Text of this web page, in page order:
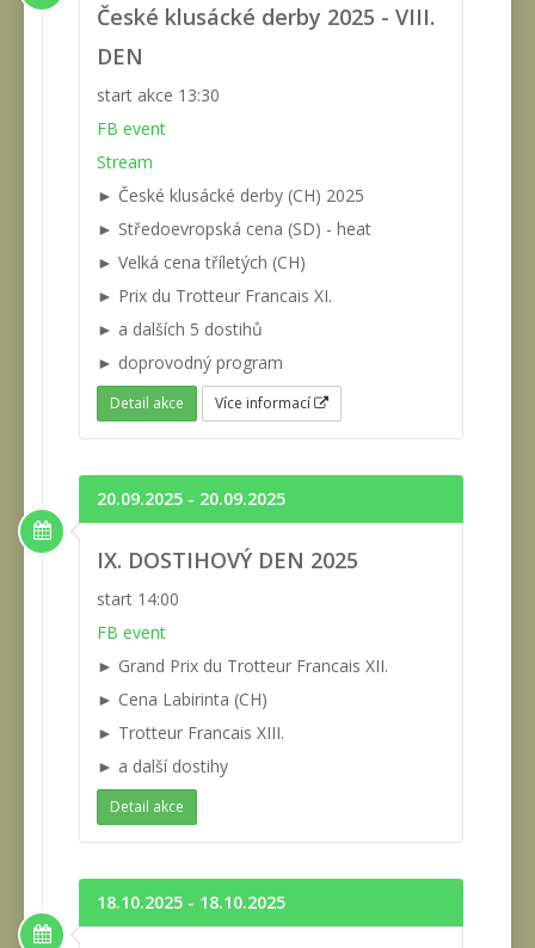
České klusácké derby 2025 - VIII.
DEN
start akce 13:30
FB event
Stream
► České klusácké derby (CH) 2025
► Středoevropská cena (SD) - heat
► Velká cena tříletých (CH)
► Prix du Trotteur Francais XI.
► a dalších 5 dostihů
► doprovodný program
Detail akce Více informací
20.09.2025 - 20.09.2025
IX. DOSTIHOVÝ DEN 2025
start 14:00
FB event
► Grand Prix du Trotteur Francais XII.
► Cena Labirinta (CH)
► Trotteur Francais XIII.
► a další dostihy
Detail akce
18.10.2025 - 18.10.2025